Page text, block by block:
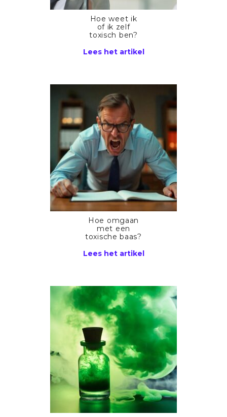
Hoe weet ik
of ik zelf
toxisch ben?
Lees het artikel
Hoe omgaan
met een
toxische baas?
Lees het artikel